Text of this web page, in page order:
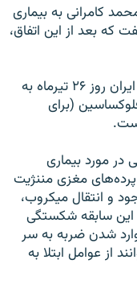
کامرانی به بیماری
که بعد از این اتفاق،
به گزارش مجموعه فعالان حقوق‌بشر در ایران روز ۲۶ تیرماه به
(برای
مورد بیماری
پرده‌های مغزی مننژیت
و انتقال میکروب،
این سابقه شکستگی
شدن ضربه به سر
از عوامل ابتلا به